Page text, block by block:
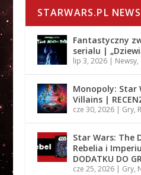
STARWARS.PL NEWS
Fantastyczny
serialu |
lip 3, 2026| Newsy,
Monopoly: Star
Villains |
cze 30, 2026| Gry,
Star Wars: The
Rebelia i
DODATKU DO
cze 25, 2026| Gry,